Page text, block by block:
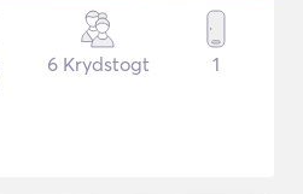
6 Krydstogt 1